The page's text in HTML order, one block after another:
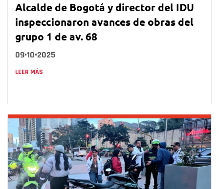
Alcalde de Bogotá y director del IDU
inspeccionaron avances de obras del
grupo 1 de av. 68
09•10•2025
LEER MÁS